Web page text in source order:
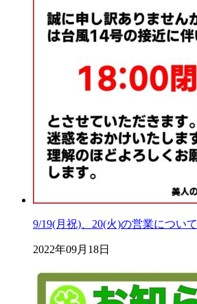
9/19(月祝)、20(火)の営業について
2022年09月18日